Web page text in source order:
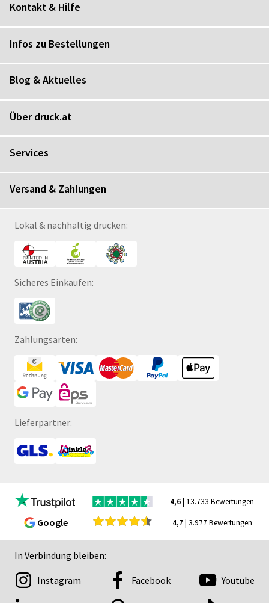
Kontakt & Hilfe
Infos zu Bestellungen
Blog & Aktuelles
Über druck.at
Services
Versand & Zahlungen
Lokal & nachhaltig drucken:
Sicheres Einkaufen:
Zahlungsarten:
Lieferpartner:
4,6| 13.733 Bewertungen
Google 4,7| 3.977 Bewertungen
In Verbindung bleiben:
Instagram Facebook Youtube